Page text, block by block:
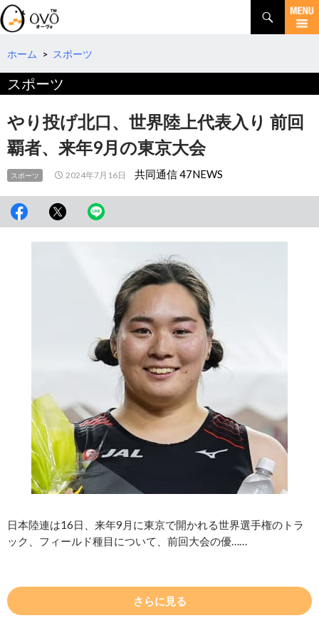
検
索
コ
テ
へ
動
ホーム > スポーツ
スポーツ
やり投げ北口、世界陸上代表入り 前回
覇者、来年9月の東京大会
スポーツ 2024年7月16日 共同通信 47NEWS
日本陸連は16日、来年9月に東京で開かれる世界選手権のトラ
ック、フィールド種目について、前回大会の優……
さらに見る